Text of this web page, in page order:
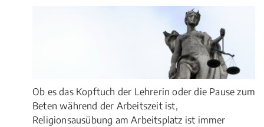
Ob es das Kopftuch der Lehrerin oder die Pause zum
Beten während der Arbeitszeit ist,
Religionsausübung am Arbeitsplatz ist immer